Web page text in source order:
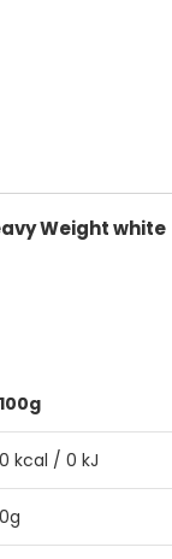
Weight white
100g
0 kcal / 0 kJ
0g